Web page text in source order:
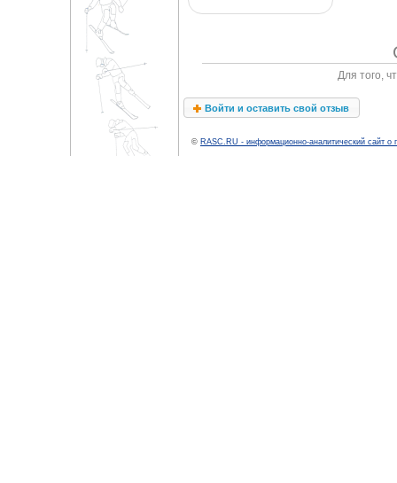
Для того,
Войти и оставить свой отзыв
© RASC.RU - информационно-аналитический сайт о